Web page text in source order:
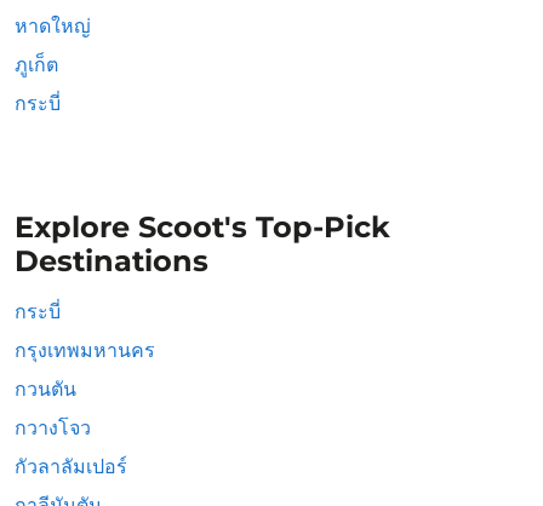
หาดใหญ่
ภูเก็ต
กระบี่
Explore Scoot's Top-Pick
Destinations
กระบี่
กรุงเทพมหานคร
กวนตัน
กวางโจว
กัวลาลัมเปอร์